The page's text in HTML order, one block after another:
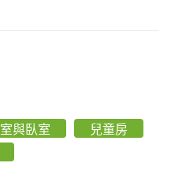
與臥室
兒童房